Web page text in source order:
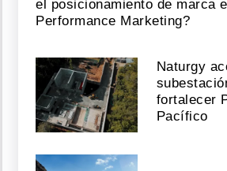
el posicionamiento de marca
Performance Marketing?
Naturgy
fortalecer
Pacífico